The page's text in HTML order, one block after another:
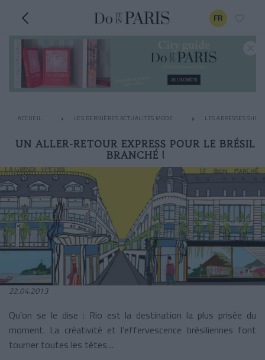
FR
ACCUEIL LES DERNIÈRES ACTUALITÉS MODE LES ADRESSES
UN ALLER-RETOUR EXPRESS POUR LE BRÉSIL
BRANCHÉ !
22.04.2013
Qu’on se le dise : Rio est la destination la plus prisée du
moment. La créativité et l’effervescence brésiliennes font
tourner toutes les têtes…